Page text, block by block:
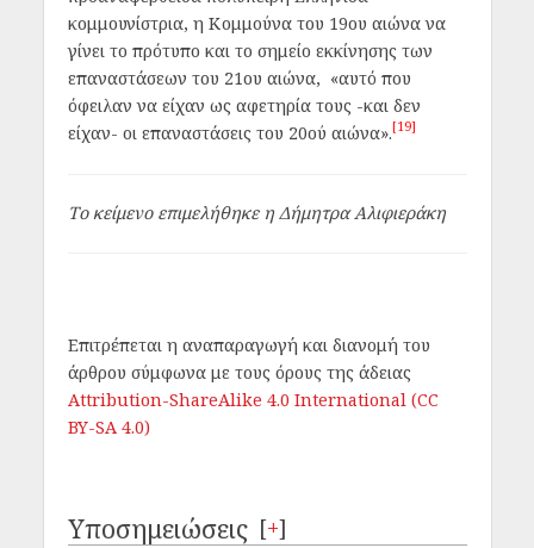
κομμουνίστρια, η Κομμούνα του 19ου αιώνα να
γίνει το πρότυπο και το σημείο εκκίνησης των
επαναστάσεων του 21ου αιώνα, «αυτό που
όφειλαν να είχαν ως αφετηρία τους -και δεν
είχαν- οι επαναστάσεις του 20ού αιώνα».[19]
Το κείμενο επιμελήθηκε η Δήμητρα Αλιφιεράκη
Επιτρέπεται η αναπαραγωγή και διανομή του
άρθρου σύμφωνα με τους όρους της άδειας
Attribution-ShareAlike 4.0 International (CC
BY-SA 4.0)
Υποσημειώσεις [+]